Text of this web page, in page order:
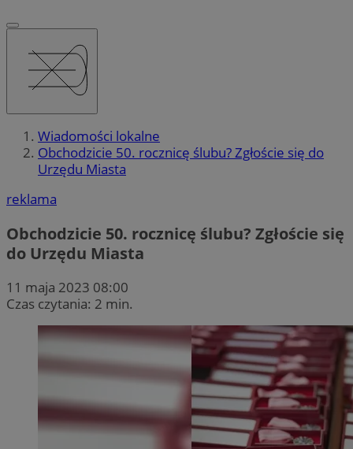
Wiadomości lokalne
Obchodzicie 50. rocznicę ślubu? Zgłoście się do
Urzędu Miasta
reklama
Obchodzicie 50. rocznicę ślubu? Zgłoście się
do Urzędu Miasta
11 maja 2023 08:00
Czas czytania: 2 min.